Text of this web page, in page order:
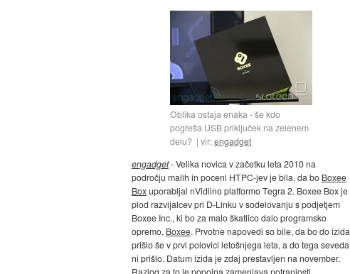
Oblika ostaja enaka - še kdo
pogreša USB priključek na zelenem
delu?
vir:engadget
engadget- Velika novica v začetku leta 2010 na
področju malih in poceni HTPC-jev je bila, da bo Boxee
Boxuporabljal nVidiino platformo Tegra 2. Boxee Box je
plod razvijalcev pri D-Linku v sodelovanju s podjetjem
Boxee Inc., ki bo za malo škatlico dalo programsko
opremo, Boxee. Prvotne napovedi so bile, da bo do izida
prišlo še v prvi polovici letošnjega leta, a do tega seveda
ni prišlo. Datum izida je zdaj prestavljen na november.
Razlog za to jepopolna zamenjava notranjosti